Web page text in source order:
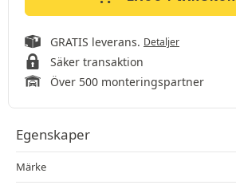
GRATIS leverans. Detaljer
Säker transaktion
Över 500 monteringspartner
Egenskaper
Märke